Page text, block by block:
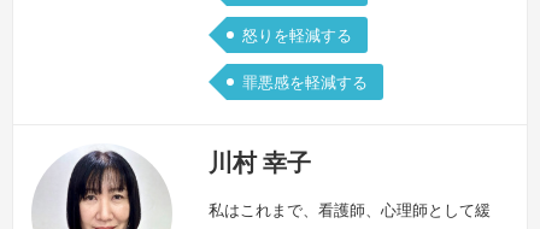
怒りを軽減する
罪悪感を軽減する
川村 幸子
私はこれまで、看護師、心理師として緩